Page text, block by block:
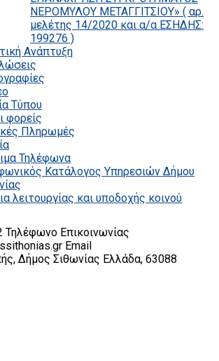
ΝΕΡΟΜΥΛΟΥ ΜΕΤΑΓΓΙΤΣΙΟΥ» ( αρ.
μελέτης 14/2020 και α/α ΕΣΗΔΗΣ:
199276 )
Ανάπτυξη
Τύπου
φορείς
Πληρωμές
Τηλέφωνα
Κατάλογος Υπηρεσιών Δήμου
λειτουργίας και υποδοχής κοινού
Τηλέφωνο Επικοινωνίας
Email
Δήμος Σιθωνίας Ελλάδα, 63088